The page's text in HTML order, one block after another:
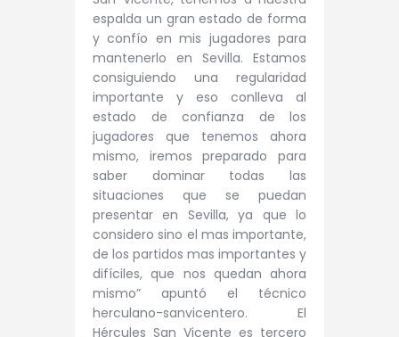
espalda un gran estado de forma
y confío en mis jugadores para
mantenerlo en Sevilla. Estamos
consiguiendo una regularidad
importante y eso conlleva al
estado de confianza de los
jugadores que tenemos ahora
mismo, iremos preparado para
saber dominar todas las
situaciones que se puedan
presentar en Sevilla, ya que lo
considero sino el mas importante,
de los partidos mas importantes y
difíciles, que nos quedan ahora
mismo” apuntó el técnico
herculano-sanvicentero. El
Hércules San Vicente es tercero